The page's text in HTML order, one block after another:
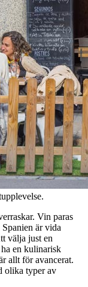
Vin paras
är vida
välja just en
en kulinarisk
allt för avancerat.
olika typer av